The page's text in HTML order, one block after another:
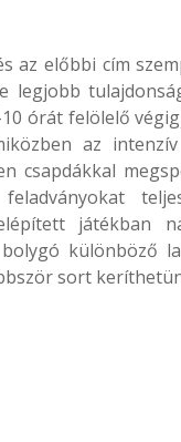
az előbbi cím
legjobb
10 órát felölelő
az
csapdákkal
játékban
különböző
sort